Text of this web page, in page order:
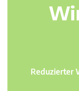
Reduzierter